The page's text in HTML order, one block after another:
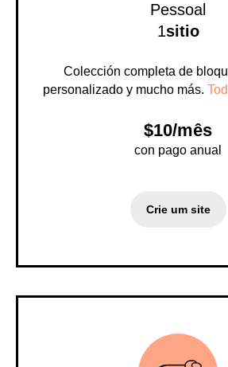
Pessoal
1sitio
Colección completa de
personalizado y mucho más.
$10/mês
con pago anual
Crie um site